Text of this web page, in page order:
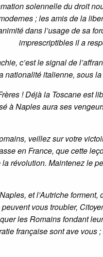
solennelle du droit
; les amis de la
dans l’usage de sa
imprescriptibles il a
c’est le signal de
nationalité italienne, sous
! Déjà la Toscane est
à Naples aura ses
veillez sur votre
en France, que cette
la révolution. Maintenez le
et l’Autriche
vous troubler,
les Romains fondant
française sont ave vous